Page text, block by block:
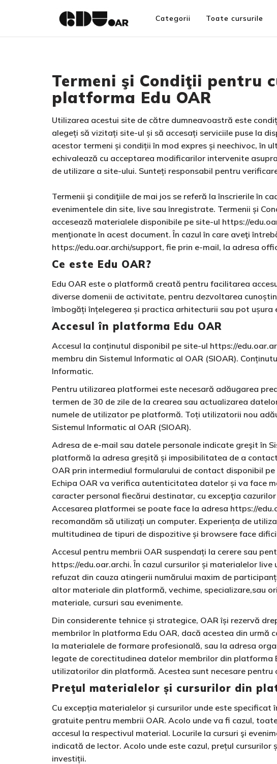
Categorii Toate cursurile
Termeni şi Condiţii pentru
platforma Edu OAR
Utilizarea acestui site de către dumneavoastră este
alegeți să vizitați site-ul și să accesați serviciile puse la
acestor termeni și condiții în mod expres și neechivoc, în
echivalează cu acceptarea modificarilor intervenite
de utilizare a site-ului. Sunteți responsabil pentru
Termenii şi condiţiile de mai jos se referă la înscrierile în
evenimentele din site, live sau înregistrate. Termenii și
accesează materialele disponibile pe site-ul https://
menţionate în acest document. În cazul în care aveţi
https://edu.oar.archi/support, fie prin e-mail, la adresa
Ce este Edu OAR?
Edu OAR este o platformă creată pentru facilitarea
diverse domenii de activitate, pentru dezvoltarea
îmbogăți înțelegerea și practica arhitecturii sau pot
Accesul în platforma Edu OAR
Accesul la conținutul disponibil pe site-ul https://
membru din Sistemul Informatic al OAR (SIOAR).
Informatic.
Pentru utilizarea platformei este necesară adăugarea
termen de 30 de zile de la crearea sau actualizarea
numele de utilizator pe platformă. Toți utilizatorii nou
Sistemul Informatic al OAR (SIOAR).
Adresa de e-mail sau datele personale indicate greşit în
platformă la adresa greșită și imposibilitatea de a
OAR prin intermediul formularului de contact disponibil
Echipa OAR va verifica autenticitatea datelor și va face
caracter personal fiecărui destinatar, cu excepţia
Accesarea platformei se poate face la adresa https://
recomandăm să utilizați un computer. Experiența de
multitudinea de tipuri de dispozitive și browsere face
Accesul pentru membrii OAR suspendați la cerere sau
https://edu.oar.archi. În cazul cursurilor și materialelor
refuzat din cauza atingerii numărului maxim de
altor materiale din platformă, vechime, specializare,sau
materiale, cursuri sau evenimente.
Din considerente tehnice și strategice, OAR își rezervă
membrilor în platforma Edu OAR, dacă acestea din
la materialele de formare profesională, sau la adresa
legate de corectitudinea datelor membrilor din platforma
utilizatorilor din platformă. Acestea sunt necesare
Preţul materialelor și cursurilor din
Cu excepția materialelor și cursurilor unde este
gratuite pentru membrii OAR. Acolo unde va fi cazul,
accesul la respectivul material. Locurile la cursuri şi
indicată de lector. Acolo unde este cazul, prețul
investiții.